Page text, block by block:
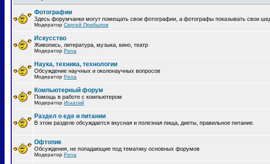
Фотографии
Здесь форумчанки могут помещать свои фотографии, а фотографы показывать свои
Модератор Сергей Прибылов
Искусство
Живопись, литература, музыка, кино, театр
Модератор Pena
Наука, техника, технологии
Обсуждение научных и околонаучных вопросов
Модератор Pena
Компьютерный форум
Помощь в работе с компьютером
Модератор Игнатий
Раздел о еде и питании
В этом разделе обсуждается вкусная и полезная пища, диеты, правильное питание.
Офтопик
Обсуждения, не попадающие под тематику основных форумов
Модератор Pena